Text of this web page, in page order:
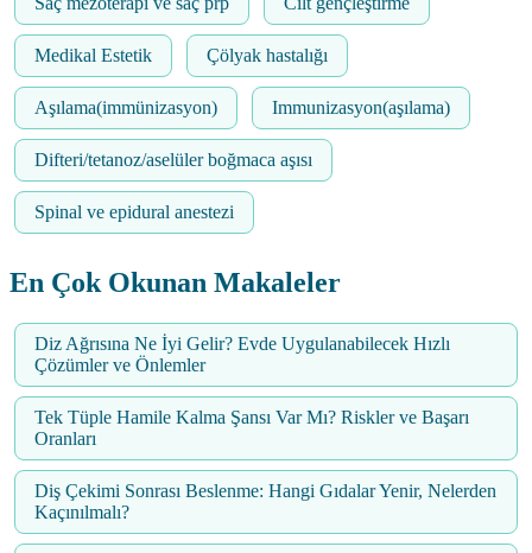
Medikal Estetik Çölyak hastalığı
Aşılama(immünizasyon) Immunizasyon(aşılama)
Difteri/tetanoz/aselüler boğmaca aşısı
Spinal ve epidural anestezi
En Çok Okunan Makaleler
Diz Ağrısına Ne İyi Gelir? Evde Uygulanabilecek Hızlı
Çözümler ve Önlemler
Tek Tüple Hamile Kalma Şansı Var Mı? Riskler ve Başarı
Oranları
Diş Çekimi Sonrası Beslenme: Hangi Gıdalar Yenir, Nelerden
Kaçınılmalı?